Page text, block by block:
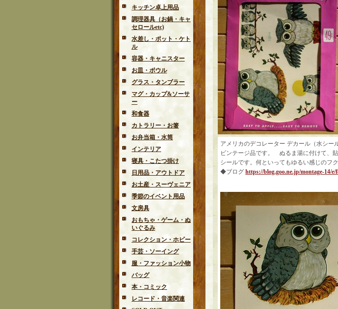
キッチン卓上用品
調理器具（お鍋・キャ
セロールetc)
水差し・ポット・ケト
ル
容器・キャニスター
お皿・ボウル
グラス・タンブラー
マグ・カップ&ソーサ
ー
和食器
カトラリー・お箸
お弁当箱・水筒
インテリア
寝具・こたつ掛け
日用品・アウトドア
お土産・スーヴェニア
季節のイベント用品
文房具
おもちゃ・ゲーム・ぬ
いぐるみ
コレクション・ホビー
手芸・ソーイング
服・ファッション小物
バッグ
本・コミック
レコード・音楽関連
アメリカのデコレーター デカール（水シー
ビンテージ品です。 ぬるま湯に付けて、
シールです。何といってもゆるい感じのフ
◆ブログ https://blog.goo.ne.jp/montage-14/e/